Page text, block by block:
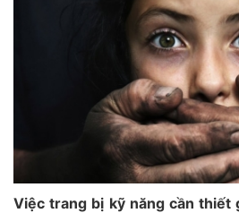
Việc trang bị kỹ năng cần thiết